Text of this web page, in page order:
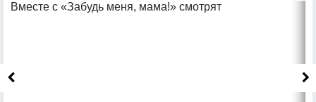
Вместе с «Забудь меня, мама!» смотрят